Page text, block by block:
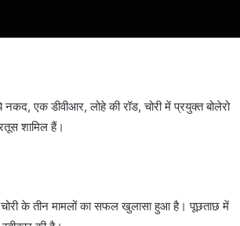
एक डीवीआर, लोहे की रॉड, चोरी में प्रयुक्त बोलेरो
शामिल हैं।
चोरी के तीन मामलों का सफल खुलासा हुआ है। पूछताछ में